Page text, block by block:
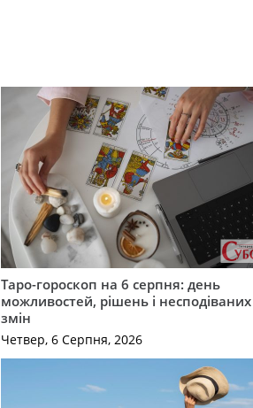
Таро-гороскоп на 6 серпня: день
можливостей, рішень і несподіваних
змін
Четвер, 6 Серпня, 2026